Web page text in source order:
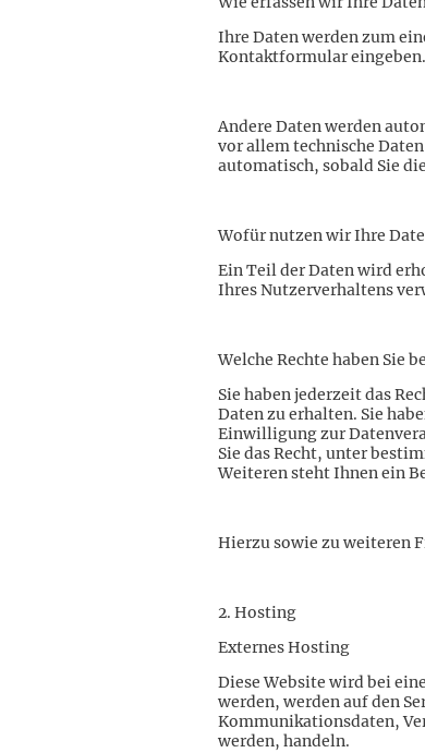
Ihre Daten werden zum
Kontaktformular eingeben.
Andere Daten werden
vor allem technische
automatisch, sobald Sie
Wofür nutzen wir Ihre
Ein Teil der Daten wird
Ihres Nutzerverhaltens
Welche Rechte haben Sie
Sie haben jederzeit das
Daten zu erhalten. Sie
Einwilligung zur
Sie das Recht, unter
Weiteren steht Ihnen ein
Hierzu sowie zu weiteren
2. Hosting
Externes Hosting
Diese Website wird bei
werden, werden auf den
Kommunikationsdaten,
werden, handeln.